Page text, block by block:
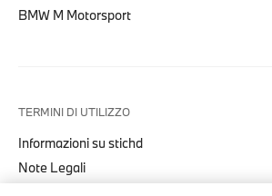
BMW M Motorsport
TERMINI DI UTILIZZO
Informazioni su stichd
Note Legali